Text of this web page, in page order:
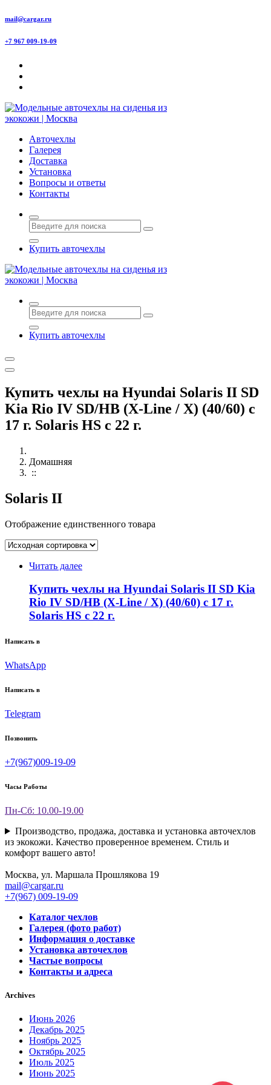
Перейти
содержимому
mail@cargar.ru
+7 967 009-19-09
Авточехлы с доставкой и установкой в Москве
Авточехлы
Галерея
Доставка
Установка
Вопросы и ответы
Контакты
Купить авточехлы
Авточехлы с доставкой и установкой в Москве
Купить авточехлы
Купить чехлы на Hyundai Solaris II SD
Kia Rio IV SD/HB (X-Line / X) (40/60) с
17 г. Solaris HS с 22 г.
Домашняя
::
Solaris II
Отображение единственного товара
Читать далее
Купить чехлы на Hyundai Solaris II SD Kia
Rio IV SD/HB (X-Line / X) (40/60) с 17 г.
Solaris HS с 22 г.
Написать в
WhatsApp
Написать в
Telegram
Позвонить
+7(967)009-19-09
Часы Работы
Пн-Сб: 10.00-19.00
Производство, продажа, доставка и установка авточехлов
из экокожи. Качество проверенное временем. Стиль и
комфорт вашего авто!
Москва, ул. Маршала Прошлякова 19
mail@cargar.ru
+7(967) 009-19-09
Каталог чехлов
Галерея (фото работ)
Информация о доставке
Установка авточехлов
Частые вопросы
Контакты и адреса
Archives
Июнь 2026
Декабрь 2025
Ноябрь 2025
Октябрь 2025
Июль 2025
Июнь 2025